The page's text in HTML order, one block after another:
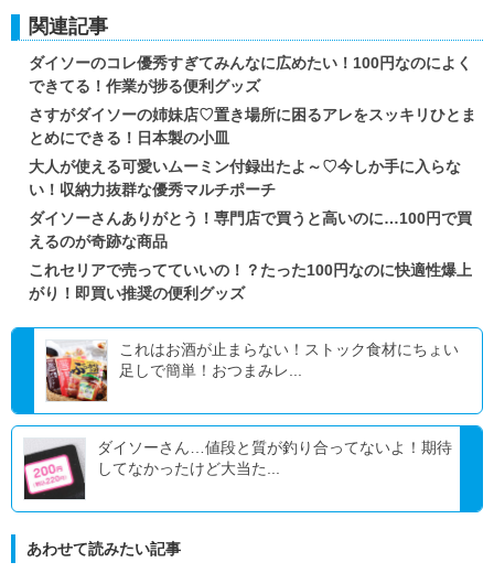
関連記事
ダイソーのコレ優秀すぎてみんなに広めたい！100円なのによく
できてる！作業が捗る便利グッズ
さすがダイソーの姉妹店♡置き場所に困るアレをスッキリひとま
とめにできる！日本製の小皿
大人が使える可愛いムーミン付録出たよ～♡今しか手に入らな
い！収納力抜群な優秀マルチポーチ
ダイソーさんありがとう！専門店で買うと高いのに…100円で買
えるのが奇跡な商品
これセリアで売ってていいの！？たった100円なのに快適性爆上
がり！即買い推奨の便利グッズ
これはお酒が止まらない！ストック食材にちょい
足しで簡単！おつまみレ...
ダイソーさん…値段と質が釣り合ってないよ！期待
してなかったけど大当た...
あわせて読みたい記事